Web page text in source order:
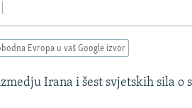
Evropa u vaš Google izvor
Irana i šest svjetskih sila